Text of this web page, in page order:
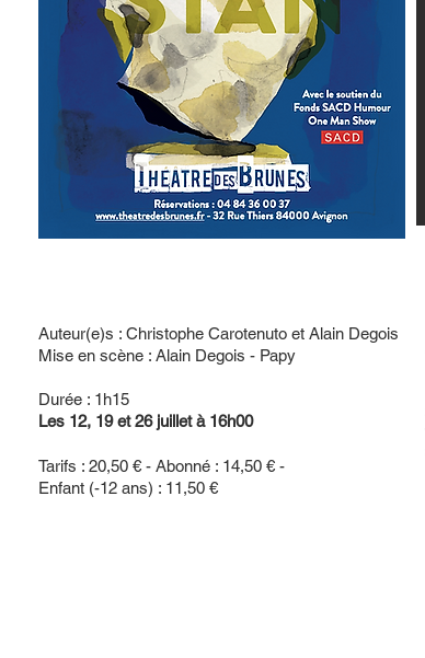
Auteur(e)s : Christophe Carotenuto et Alain Degois
Mise en scène : Alain Degois - Papy
Durée : 1h15
Les 12, 19 et 26 juillet à 16h00
Tarifs : 20,50 € - Abonné : 14,50 € -
Enfant (-12 ans) : 11,50 €